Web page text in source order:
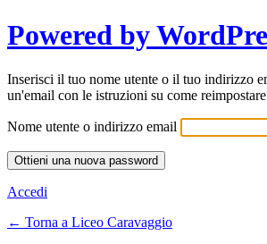
Powered by
Inserisci il tuo nome utente o il tuo indirizzo
un'email con le istruzioni su come
Nome utente o indirizzo email
Accedi
← Torna a Liceo Caravaggio